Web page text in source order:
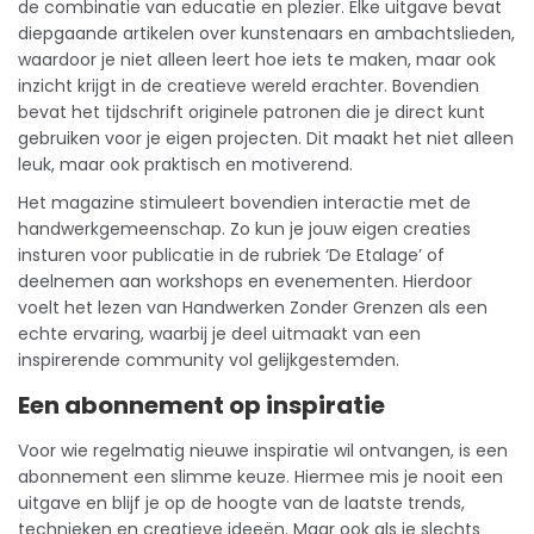
de combinatie van educatie en plezier. Elke uitgave bevat
diepgaande artikelen over kunstenaars en ambachtslieden,
waardoor je niet alleen leert hoe iets te maken, maar ook
inzicht krijgt in de creatieve wereld erachter. Bovendien
bevat het tijdschrift originele patronen die je direct kunt
gebruiken voor je eigen projecten. Dit maakt het niet alleen
leuk, maar ook praktisch en motiverend.
Het magazine stimuleert bovendien interactie met de
handwerkgemeenschap. Zo kun je jouw eigen creaties
insturen voor publicatie in de rubriek ‘De Etalage’ of
deelnemen aan workshops en evenementen. Hierdoor
voelt het lezen van Handwerken Zonder Grenzen als een
echte ervaring, waarbij je deel uitmaakt van een
inspirerende community vol gelijkgestemden.
Een abonnement op inspiratie
Voor wie regelmatig nieuwe inspiratie wil ontvangen, is een
abonnement een slimme keuze. Hiermee mis je nooit een
uitgave en blijf je op de hoogte van de laatste trends,